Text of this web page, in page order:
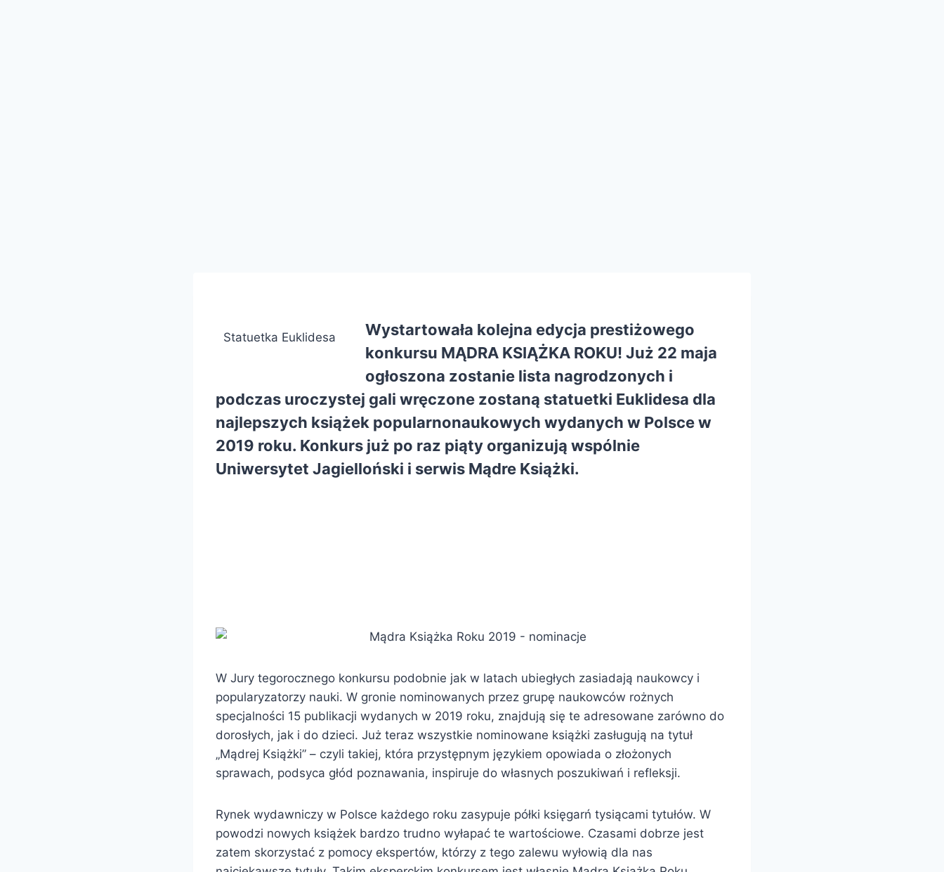
Statuetka Euklidesa
Wystartowała kolejna edycja prestiżowego
konkursu MĄDRA KSIĄŻKA ROKU! Już 22 maja
ogłoszona zostanie lista nagrodzonych i
podczas uroczystej gali wręczone zostaną statuetki Euklidesa dla
najlepszych książek popularnonaukowych wydanych w Polsce w
2019 roku. Konkurs już po raz piąty organizują wspólnie
Uniwersytet Jagielloński i serwis Mądre Książki.
W Jury tegorocznego konkursu podobnie jak w latach ubiegłych zasiadają naukowcy i
popularyzatorzy nauki. W gronie nominowanych przez grupę naukowców rożnych
specjalności 15 publikacji wydanych w 2019 roku, znajdują się te adresowane zarówno do
dorosłych, jak i do dzieci. Już teraz wszystkie nominowane książki zasługują na tytuł
„Mądrej Książki” – czyli takiej, która przystępnym językiem opowiada o złożonych
sprawach, podsyca głód poznawania, inspiruje do własnych poszukiwań i refleksji.
Rynek wydawniczy w Polsce każdego roku zasypuje półki księgarń tysiącami tytułów. W
powodzi nowych książek bardzo trudno wyłapać te wartościowe. Czasami dobrze jest
zatem skorzystać z pomocy ekspertów, którzy z tego zalewu wyłowią dla nas